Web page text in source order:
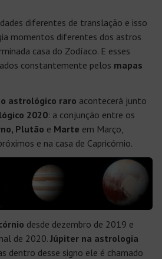
diferentes de translação e isso
momentos diferentes dos astros
casa do Zodíaco. E esses
constantemente pelos mapas
astrológico raro acontecerá junto
2020: a conjunção entre os
Plutão e Marte em Março,
e na casa de Capricórnio.
desde dezembro de 2019 e
de 2020. Júpiter na astrologia
dentro desse signo ele é chamado